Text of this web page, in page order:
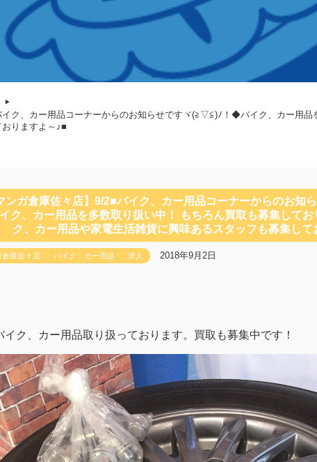
イク、カー用品コーナーからのお知らせですヾ(≧▽≦)ﾉ！◆バイク、カー用
りますよ～♪■
ンガ倉庫佐々店】9/2■バイク、カー用品コーナーからのお
ク、カー用品を多数取り扱い中！ もちろん買取も募集してお
ク、カー用品や家電生活雑貨に興味あるスタッフも募集して
倉庫佐々店 バイク、カー用品 求人 2018年9月2日
イク、カー用品取り扱っております。買取も募集中です！